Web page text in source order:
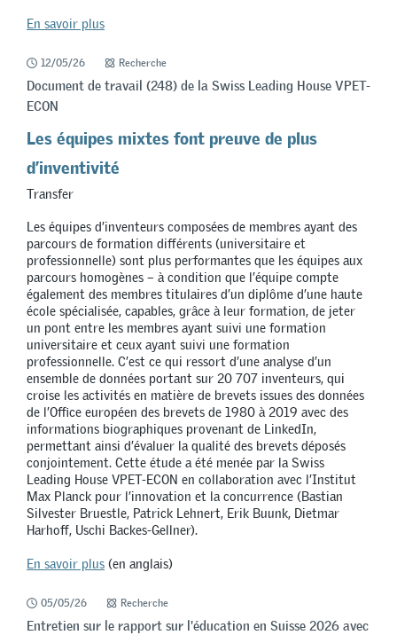
En savoir plus
12/05/26 Recherche
Document de travail (248) de la Swiss Leading House VPET-
ECON
Les équipes mixtes font preuve de plus
d’inventivité
Transfer
Les équipes d’inventeurs composées de membres ayant des
parcours de formation différents (universitaire et
professionnelle) sont plus performantes que les équipes aux
parcours homogènes – à condition que l’équipe compte
également des membres titulaires d’un diplôme d’une haute
école spécialisée, capables, grâce à leur formation, de jeter
un pont entre les membres ayant suivi une formation
universitaire et ceux ayant suivi une formation
professionnelle. C’est ce qui ressort d’une analyse d’un
ensemble de données portant sur 20 707 inventeurs, qui
croise les activités en matière de brevets issues des données
de l’Office européen des brevets de 1980 à 2019 avec des
informations biographiques provenant de LinkedIn,
permettant ainsi d’évaluer la qualité des brevets déposés
conjointement. Cette étude a été menée par la Swiss
Leading House VPET-ECON en collaboration avec l’Institut
Max Planck pour l’innovation et la concurrence (Bastian
Silvester Bruestle, Patrick Lehnert, Erik Buunk, Dietmar
Harhoff, Uschi Backes-Gellner).
En savoir plus (en anglais)
05/05/26 Recherche
Entretien sur le rapport sur l'éducation en Suisse 2026 avec